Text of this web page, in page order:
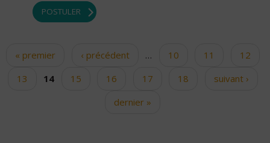
POSTULER
Pages
« premier ‹ précédent … 10 11
12
13
14 15 16 17 18
suivant ›
dernier »